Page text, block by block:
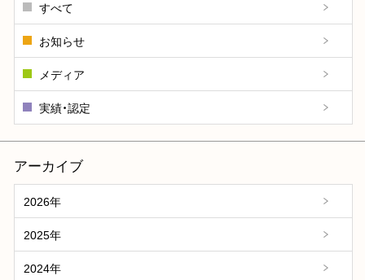
すべて
お知らせ
メディア
実績・認定
アーカイブ
2026年
2025年
2024年